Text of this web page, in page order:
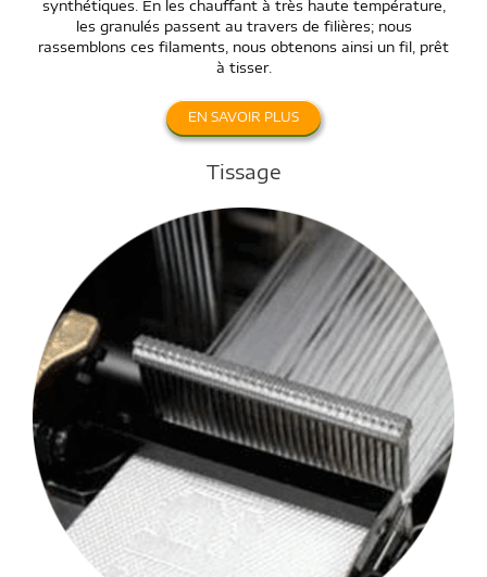
synthétiques. En les chauffant à très haute température,
les granulés passent au travers de filières; nous
rassemblons ces filaments, nous obtenons ainsi un fil, prêt
à tisser.
EN SAVOIR PLUS
Tissage